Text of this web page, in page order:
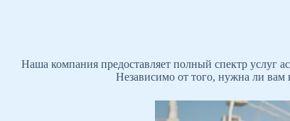
Наша компания предоставляет полный спектр услуг
Независимо от того, нужна ли вам